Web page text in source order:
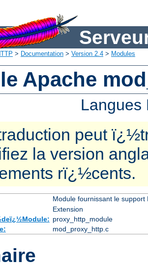
> Documentation > Version 2.4 > Modules
Apache
peut
la version
rï¿½cents.
Module fournissant le
Extension
proxy_http_module
mod_proxy_http.c